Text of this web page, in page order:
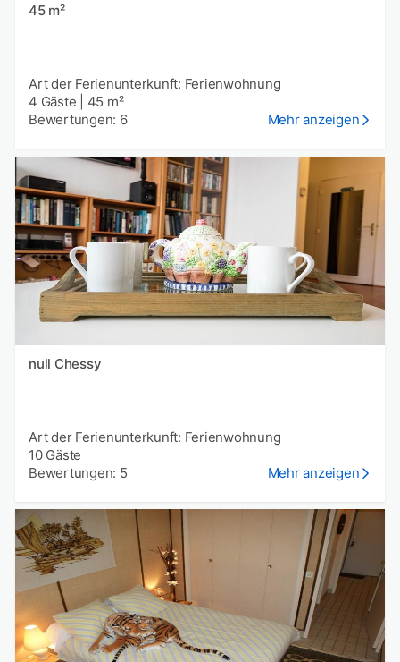
45 m²
Art der Ferienunterkunft: Ferienwohnung
4 Gäste
45 m²
Bewertungen: 6
Mehr anzeigen
null Chessy
Art der Ferienunterkunft: Ferienwohnung
10 Gäste
Bewertungen: 5
Mehr anzeigen